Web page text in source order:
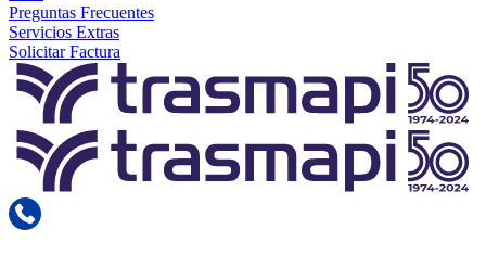
Preguntas Frecuentes
Servicios Extras
Solicitar Factura